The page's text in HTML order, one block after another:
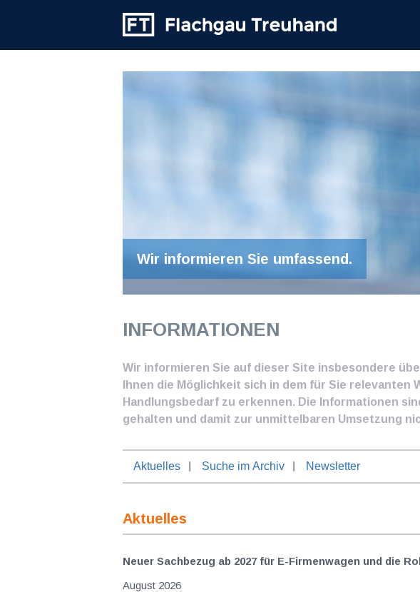
Wir informieren Sie umfassend.
INFORMATIONEN
Wir informieren Sie auf dieser Site insbesondere
Ihnen die Möglichkeit sich in dem für Sie
Handlungsbedarf zu erkennen. Die Informationen
gehalten und damit zur unmittelbaren Umsetzung
Aktuelles Suche im Archiv Newsletter
Aktuelles
Neuer Sachbezug ab 2027 für E-Firmenwagen und die
August 2026